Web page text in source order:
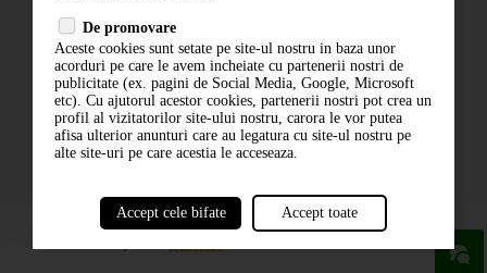
ABONARE LA NEWSLETTER
ABONARE
De promovare
Aceste cookies sunt setate pe site-ul nostru in baza unor
acorduri pe care le avem incheiate cu partenerii nostri de
publicitate (ex. pagini de Social Media, Google, Microsoft
etc). Cu ajutorul acestor cookies, partenerii nostri pot crea un
profil al vizitatorilor site-ului nostru, carora le vor putea
afisa ulterior anunturi care au legatura cu site-ul nostru pe
alte site-uri pe care acestia le acceseaza.
Accept cele bifate Accept toate